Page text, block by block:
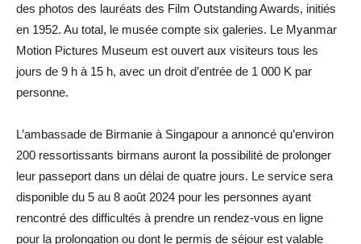
des photos des lauréats des Film Outstanding Awards, initiés
en 1952. Au total, le musée compte six galeries. Le Myanmar
Motion Pictures Museum est ouvert aux visiteurs tous les
jours de 9 h à 15 h, avec un droit d’entrée de 1 000 K par
personne.
L’ambassade de Birmanie à Singapour a annoncé qu’environ
200 ressortissants birmans auront la possibilité de prolonger
leur passeport dans un délai de quatre jours. Le service sera
disponible du 5 au 8 août 2024 pour les personnes ayant
rencontré des difficultés à prendre un rendez-vous en ligne
pour la prolongation ou dont le permis de séjour est valable